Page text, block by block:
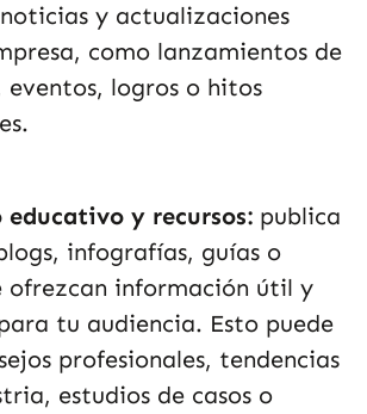
y actualizaciones
como lanzamientos de
eventos, logros o hitos
educativo y recursos: publica
infografías, guías o
ofrezcan información útil y
tu audiencia. Esto puede
profesionales, tendencias
estudios de casos o